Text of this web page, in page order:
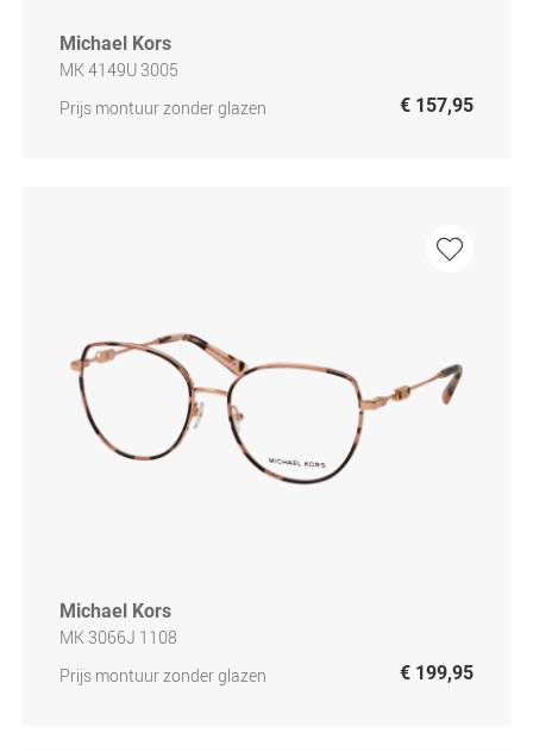
Michael Kors
MK 4149U 3005
Prijs montuur zonder glazen
€ 157,95
Michael Kors
MK 3066J 1108
Prijs montuur zonder glazen
€ 199,95